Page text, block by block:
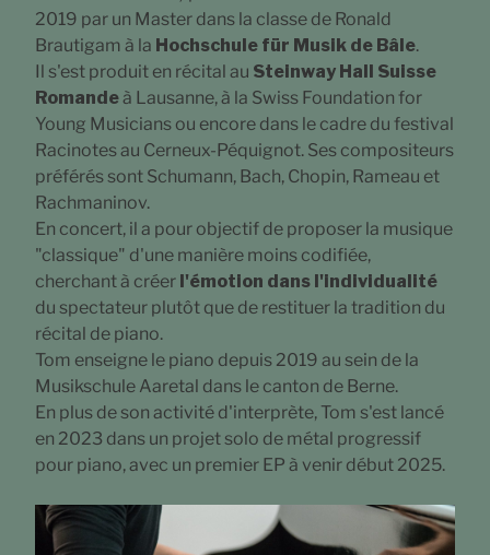
2019 par un Master dans la classe de Ronald
Brautigam à la Hochschule für Musik de Bâle.
Il s'est produit en récital au Steinway Hall Suisse
Romandeà Lausanne, à la Swiss Foundation for
Young Musicians ou encore dans le cadre du festival
Racinotes au Cerneux-Péquignot. Ses compositeurs
préférés sont Schumann, Bach, Chopin, Rameau et
Rachmaninov.
En concert, il a pour objectif de proposer la musique
"classique" d'une manière moins codifiée,
cherchant à créer l'émotion dans l'individualité
du spectateur plutôt que de restituer la tradition du
récital de piano.
Tom enseigne le piano depuis 2019 au sein de la
Musikschule Aaretal dans le canton de Berne.
En plus de son activité d'interprète, Tom s'est lancé
en 2023 dans un projet solo de métal progressif
pour piano, avec un premier EP à venir début 2025.